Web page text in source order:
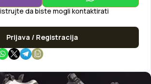
da biste mogli kontaktirati
Prijava / Registracija